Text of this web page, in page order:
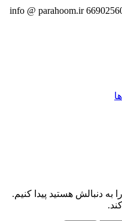
info @ parahoom.ir
دنبالش هستید پیدا کنیم.